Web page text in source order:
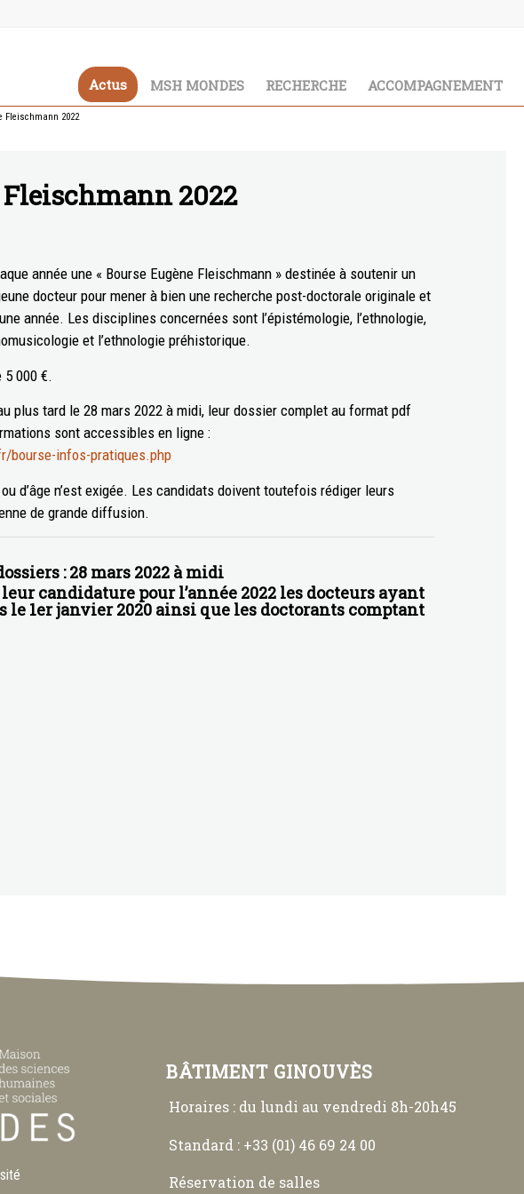
Actus MSH MONDES RECHERCHE ACCOMPAGNEMENT
Fleischmann 2022
Fleischmann 2022
année une « Bourse Eugène Fleischmann » destinée à soutenir un
docteur pour mener à bien une recherche post-doctorale originale et
année. Les disciplines concernées sont l’épistémologie, l’ethnologie,
et l’ethnologie préhistorique.
000 €.
plus tard le 28 mars 2022 à midi, leur dossier complet au format pdf
sont accessibles en ligne :
bourse-infos-pratiques.php
d’âge n’est exigée. Les candidats doivent toutefois rédiger leurs
de grande diffusion.
: 28 mars 2022 à midi
candidature pour l’année 2022 les docteurs ayant
le 1er janvier 2020 ainsi que les doctorants comptant
BÂTIMENT GINOUVÈS
Horaires : du lundi au vendredi 8h-20h45
Standard : +33 (01) 46 69 24 00
Réservation de salles